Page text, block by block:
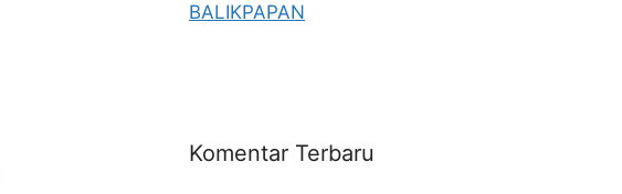
BALIKPAPAN
Komentar Terbaru